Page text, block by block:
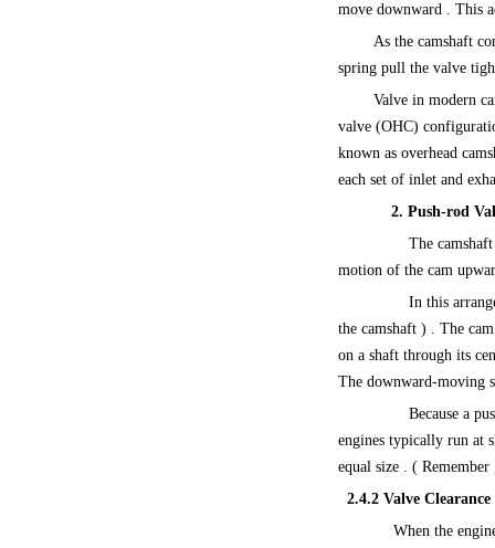
move downward . This
As the camshaft
spring pull the valve
Valve in modern
valve (OHC)
known as overhead
each set of inlet and
2. Push-rod
The
motion of the cam
In this
the camshaft ) . The
on a shaft through its
The downward-moving
Because a
engines typically run at
equal size . (
2.4.2 Valve Clearance
When the